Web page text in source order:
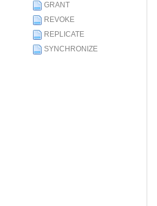
GRANT
REVOKE
REPLICATE
SYNCHRONIZE